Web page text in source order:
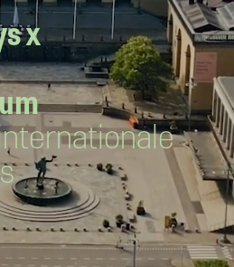
x